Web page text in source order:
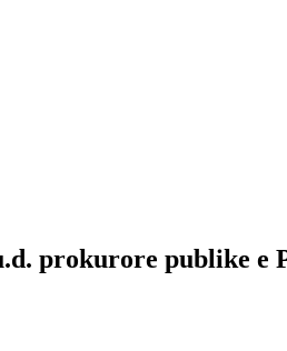
prokurore publike e